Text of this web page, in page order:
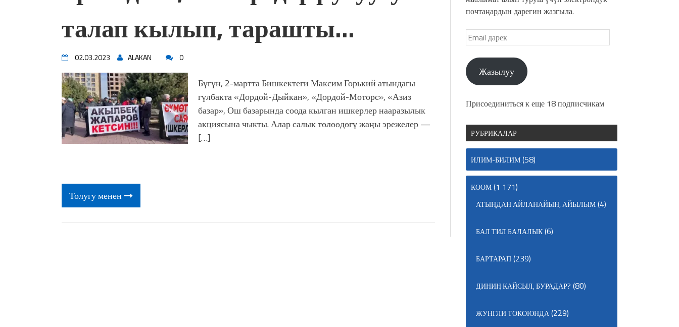
жоопкерчилик!"
үчүн, улуу көч уланышы үчүн журнал сөзсүз керек!”
“Китепкана түнγ-2026”: Психолог Мээрим Мураталиева
Латын арибиндеги “Чабуул”... “Ала-Тоо” журналынын
тарыхы жана редакторлору... (Тизме. Видео)
“КАРА КЕМПИР”: ҮМҮТТҮН ТҮБӨЛҮК СИМВОЛУ
Кыргызстандагы эң ири музыкалуу фонтанды көрүү үчүн
Royal Central Park'ка 30 миң адам чогулду
талап кылып, тарашты…
02.03.2023 ALAKAN 0
Бүгүн, 2-мартта Бишкектеги Максим Горький атындагы
гүлбакта «Дордой-Дыйкан», «Дордой-Моторс», «Азиз
базар», Ош базарында соода кылган ишкерлер нааразылык
акциясына чыкты. Алар салык төлөөдөгү жаңы эрежелер —
[…]
Толугу менен
почтаңардын дарегин жазгыла.
Жазылуу
Присоединиться к еще 18 подписчикам
РУБРИКАЛАР
ИЛИМ-БИЛИМ(58)
КООМ(1 171)
АТЫҢДАН АЙЛАНАЙЫН, АЙЫЛЫМ(4)
БАЛ ТИЛ БАЛАЛЫК(6)
БАРТАРАП(239)
ДИНИҢ КАЙСЫЛ, БУРАДАР? (80)
ЖУНГЛИ ТОКОЮНДА(229)